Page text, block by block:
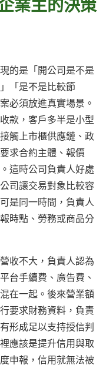
業主的決策
的是「開公司是不是
「是不是比較節
必須放進真實場景。
款，客戶多半是小型
觸上市櫃供應鏈、政
求合約主體、報價
這時公司負責人好處
司讓交易對象比較容
是同一時間，負責人
時點、勞務或商品分
收不大，負責人認為
台手續費、廣告費、
在一起。後來營業額
要求財務資料，負責
形成足以支持授信判
應該是提升信用與取
申報，信用就無法被